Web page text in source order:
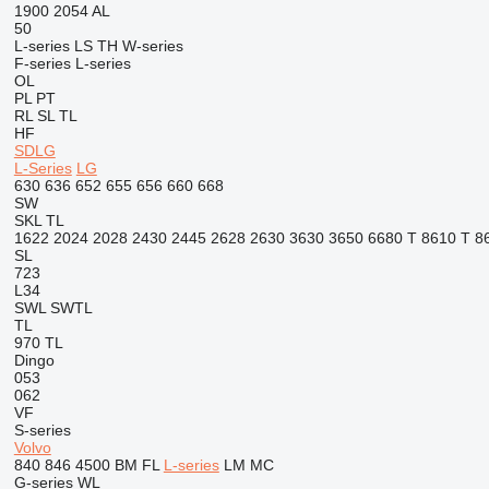
1900 2054 AL
50
L-series LS TH W-series
F-series L-series
OL
PL PT
RL SL TL
HF
SDLG
L-Series LG
630 636 652 655 656 660 668
SW
SKL TL
1622 2024 2028 2430 2445 2628 2630 3630 3650 6680 T 8610 T
SL
723
L34
SWL SWTL
TL
970 TL
Dingo
053
062
VF
S-series
Volvo
840 846 4500 BM FL L-series LM MC
G-series WL